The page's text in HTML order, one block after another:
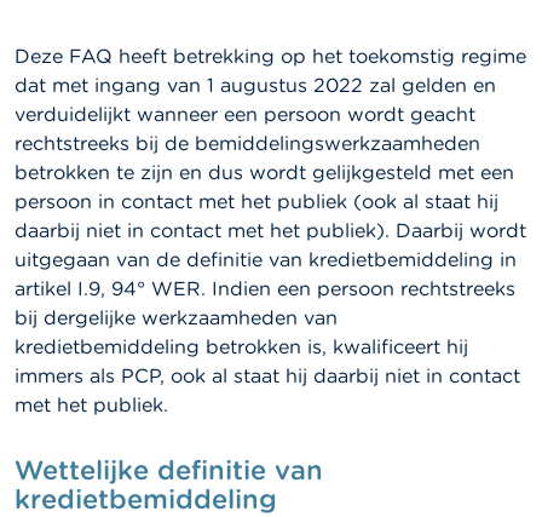
w
i
n
g
e
n
J
o
b
s
C
o
n
t
t
Deze FAQ heeft betrekking op het toekomstig regime
dat met ingang van 1 augustus 2022 zal gelden en
verduidelijkt wanneer een persoon wordt geacht
rechtstreeks bij de bemiddelingswerkzaamheden
betrokken te zijn en dus wordt gelijkgesteld met een
persoon in contact met het publiek (ook al staat hij
daarbij niet in contact met het publiek). Daarbij wordt
uitgegaan van de definitie van kredietbemiddeling in
artikel I.9, 94° WER. Indien een persoon rechtstreeks
bij dergelijke werkzaamheden van
kredietbemiddeling betrokken is, kwalificeert hij
immers als PCP, ook al staat hij daarbij niet in contact
met het publiek.
Wettelijke definitie van
kredietbemiddeling